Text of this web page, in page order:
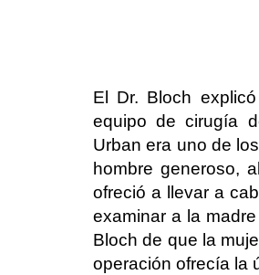
El Dr. Bloch
equipo de cirugía
Urban era uno de
hombre generoso,
ofreció a llevar a
examinar a la
Bloch de que la
operación ofrecía la